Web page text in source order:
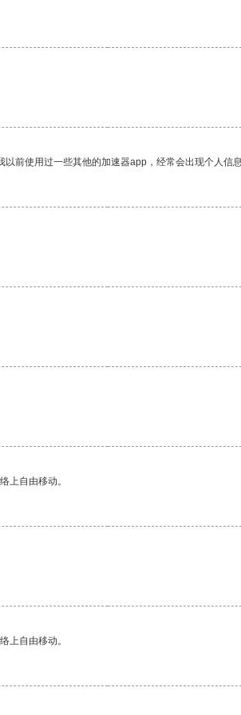
前使用过一些其他的加速器app，经常会出现个人信
上自由移动。
上自由移动。